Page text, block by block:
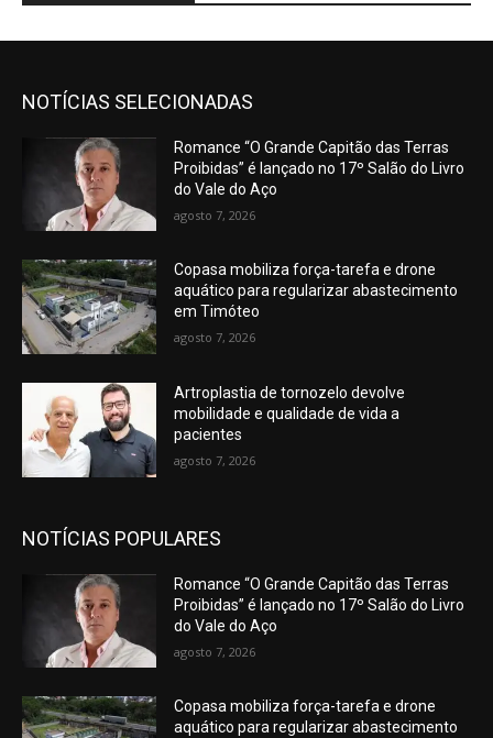
NOTÍCIAS SELECIONADAS
Romance “O Grande Capitão das Terras
Proibidas” é lançado no 17º Salão do Livro
do Vale do Aço
agosto 7, 2026
Copasa mobiliza força-tarefa e drone
aquático para regularizar abastecimento
em Timóteo
agosto 7, 2026
Artroplastia de tornozelo devolve
mobilidade e qualidade de vida a
pacientes
agosto 7, 2026
NOTÍCIAS POPULARES
Romance “O Grande Capitão das Terras
Proibidas” é lançado no 17º Salão do Livro
do Vale do Aço
agosto 7, 2026
Copasa mobiliza força-tarefa e drone
aquático para regularizar abastecimento